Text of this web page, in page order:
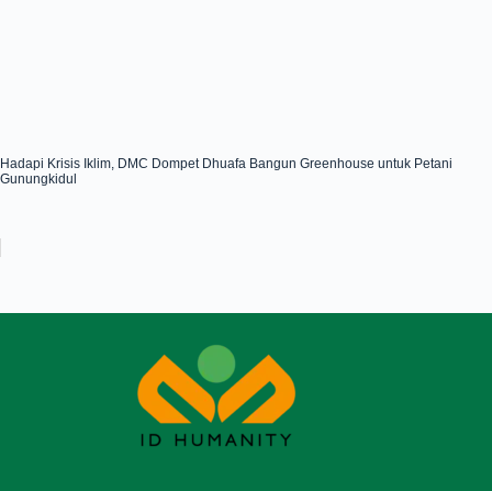
Hadapi Krisis Iklim, DMC Dompet Dhuafa Bangun Greenhouse untuk Petani
Gunungkidul